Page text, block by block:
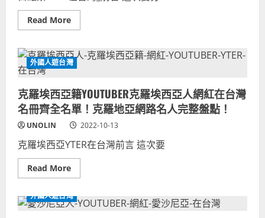
在
台
灣
名
全
名
單！
多
黎
各
網
路
名
完
盤
點！
Read MoreRead
more
羅
斯
籍
俄
羅
斯
網
在
台
灣
名
冊
名
單！
外國人遊台灣
克羅埃西亞籍YOUTUBER克羅埃西亞人網紅在台灣
名冊齊全名單！克羅地亞網路名人完整盤點！
UNOLIN 2022-10-13
克羅埃西亞YTER在台灣前言 這次要
Read MoreRead
more
羅
埃
外國人遊台灣